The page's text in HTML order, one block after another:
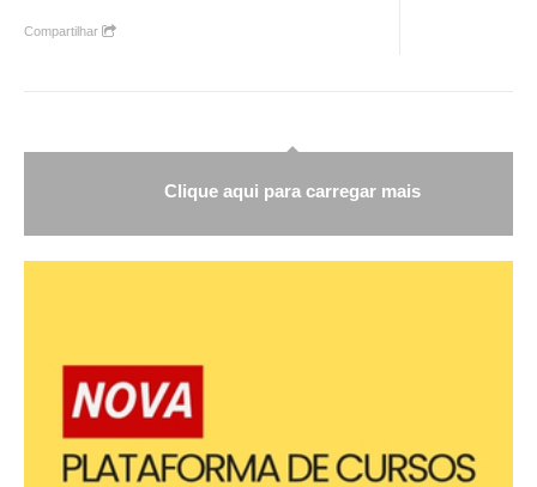
Compartilhar
Clique aqui para carregar mais